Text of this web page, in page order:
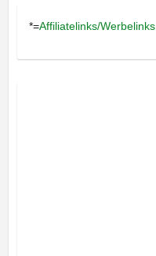
*=Affiliatelinks/Werbelinks